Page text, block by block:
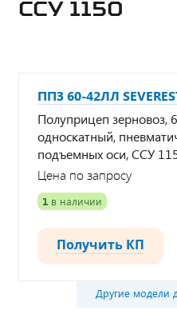
ССУ 1150
ППЗ 60-42ЛЛ
Полуприцеп зерновоз,
односкатный,
подъемных оси, ССУ
Цена по запросу
1 в наличии
Получить КП
Другие модели